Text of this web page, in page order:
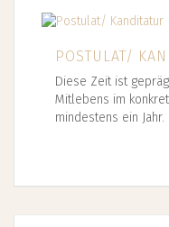
POSTULAT/
Diese Zeit ist
Mitlebens im
mindestens ein Jahr.